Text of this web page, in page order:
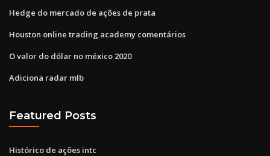
Hedge do mercado de ações de prata
Houston online trading academy comentários
O valor do dólar no méxico 2020
Adiciona radar mlb
Featured Posts
Histórico de ações intc